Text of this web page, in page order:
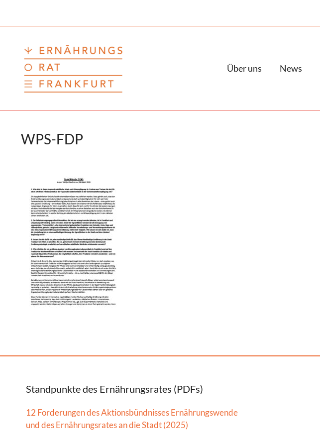
Über uns News
WPS-FDP
Standpunkte des Ernährungsrates (PDFs)
12 Forderungen des Aktionsbündnisses Ernährungswende
und des Ernährungsrates an die Stadt (2025)